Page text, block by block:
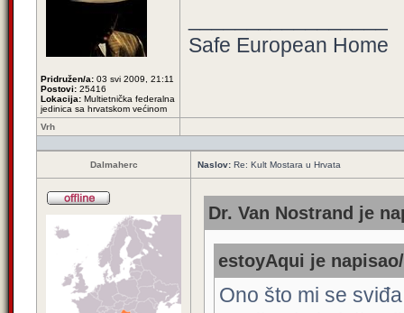
Pridružen/a: 03 svi 2009, 21:11
Postovi: 25416
Lokacija: Multietnička federalna
jedinica sa hrvatskom većinom
Safe European Home
Vrh
Dalmaherc Naslov: Re: Kult Mostara u Hrvata
Dr. Van Nostrand je
estoyAqui je
Ono što mi se